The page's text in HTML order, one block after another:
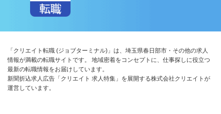
「クリエイト転職 (ジョブターミナル)」は、埼玉県春日部市・その他の求人
情報が満載の転職サイトです。 地域密着をコンセプトに、仕事探しに役立つ
最新の転職情報をお届けしています。
新聞折込求人広告「クリエイト 求人特集」を展開する株式会社クリエイトが
運営しています。